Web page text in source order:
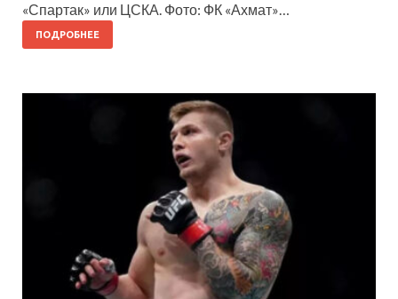
«Спартак» или ЦСКА. Фото: ФК «Ахмат»…
ПОДРОБНЕЕ